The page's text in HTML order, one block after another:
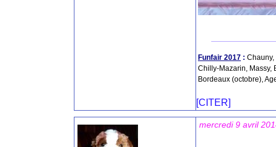
Funfair 2017 : Chauny,
Chilly-Mazarin, Massy,
Bordeaux (octobre),
[CITER]
mercredi 9 avril